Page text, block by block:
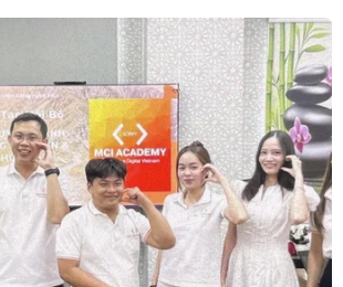
thừa nhận các cuộc
mang lại kết quả